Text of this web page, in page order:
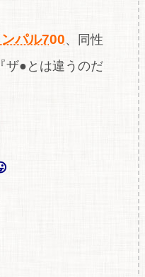
パル700、同性
ザ●とは違うのだ